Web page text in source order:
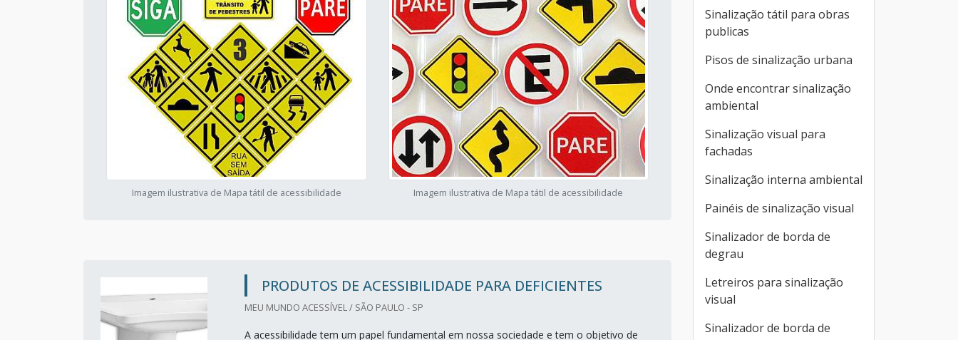
Imagem ilustrativa de Mapa tátil de acessibilidade Imagem ilustrativa de Mapa tátil de acessibilidade
PRODUTOS DE ACESSIBILIDADE PARA DEFICIENTES
MEU MUNDO ACESSÍVEL / SÃO PAULO - SP
A acessibilidade tem um papel fundamental em nossa sociedade e tem o objetivo de
Sinalização tátil para obras
publicas
Pisos de sinalização urbana
Onde encontrar sinalização
ambiental
Sinalização visual para
fachadas
Sinalização interna ambiental
Painéis de sinalização visual
Sinalizador de borda de
degrau
Letreiros para sinalização
visual
Sinalizador de borda de